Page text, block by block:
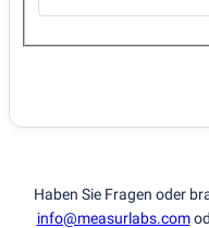
Haben Sie Fragen oder
info@measurlabs.com